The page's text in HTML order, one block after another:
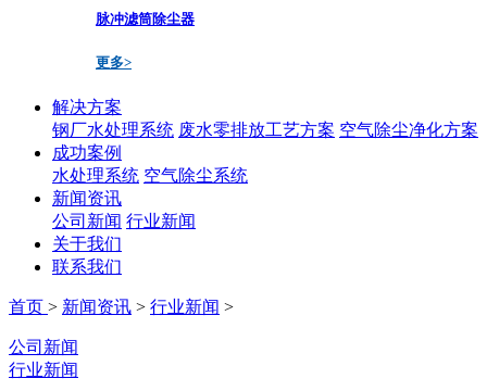
脉冲滤筒除尘器
更多>
解决方案
钢厂水处理系统 废水零排放工艺方案 空气除尘净化方案
成功案例
水处理系统 空气除尘系统
新闻资讯
公司新闻 行业新闻
关于我们
联系我们
首页 > 新闻资讯 > 行业新闻 >
公司新闻
行业新闻